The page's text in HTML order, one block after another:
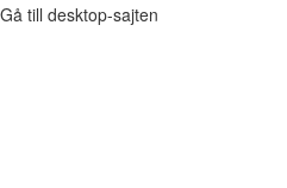
Gå till desktop-sajten